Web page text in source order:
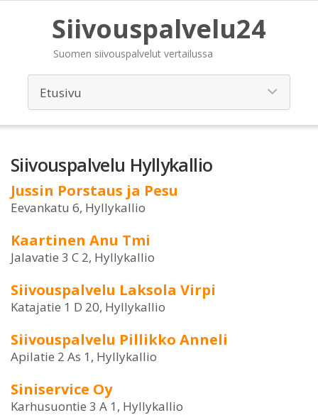
Siivouspalvelu24
Suomen siivouspalvelut vertailussa
Siivouspalvelu Hyllykallio
Jussin Porstaus ja Pesu
Eevankatu 6, Hyllykallio
Kaartinen Anu Tmi
Jalavatie 3 C 2, Hyllykallio
Siivouspalvelu Laksola Virpi
Katajatie 1 D 20, Hyllykallio
Siivouspalvelu Pillikko Anneli
Apilatie 2 As 1, Hyllykallio
Siniservice Oy
Karhusuontie 3 A 1, Hyllykallio